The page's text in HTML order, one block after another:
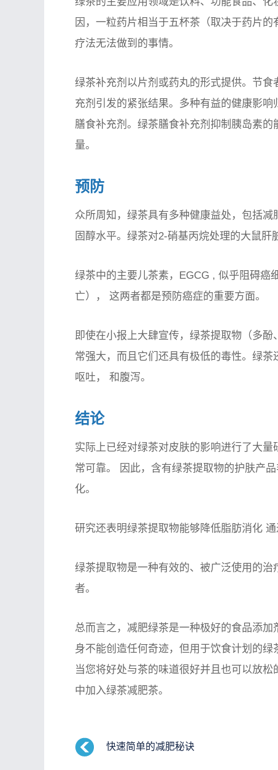
因，一粒药片相当于五杯茶（取决于药片
疗法无法做到的事情。
绿茶补充剂以片剂或药丸的形式提供。节
充剂引发的紧张结果。多种有益的健康影
膳食补充剂。绿茶膳食补充剂抑制胰岛素
量。
预防
众所周知，绿茶具有多种健康益处，包括减
固醇水平。绿茶对2-硝基丙烷处理的大鼠肝
绿茶中的主要儿茶素， EGCG , 似乎 阻碍癌
亡），
这两者都是预防癌症的重要方面。
即使在小报上大肆宣传，绿茶提取物（多
常强大，而且它们还具有极低的毒性。绿茶
呕吐，
和 腹泻。
结论
实际上已经对绿茶对皮肤的影响进行了大
常可靠。
因此，含有绿茶提取物的护肤产
化。
研究还表明绿茶提取物能够降低脂肪消化 通
绿茶提取物是一种有效的、被广泛使用的
者。
总而言之，减肥绿茶是一种极好的食品添加
身不能创造任何奇迹，但用于饮食计划的绿
当您将好处与茶的味道很好并且也可以放
中加入绿茶减肥茶。
快速简单的减肥秘诀